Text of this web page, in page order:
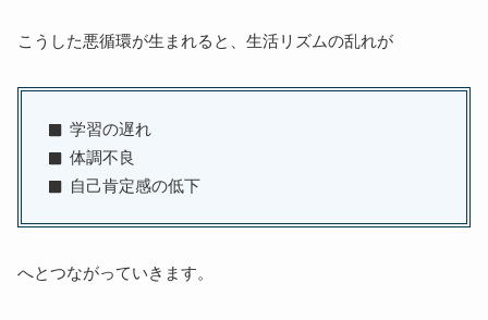
こうした悪循環が生まれると、生活リズムの乱れが
学習の遅れ
体調不良
自己肯定感の低下
へとつながっていきます。